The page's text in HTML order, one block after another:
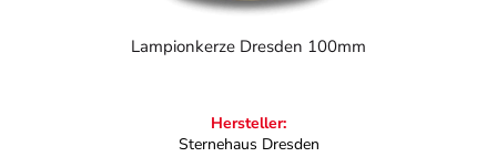
Lampionkerze Dresden 100mm
Hersteller:
Sternehaus Dresden